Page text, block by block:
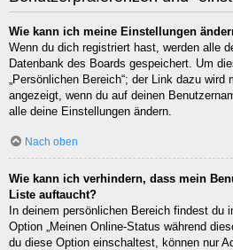
Wie kann ich meine Einstellungen
Wenn du dich registriert hast, werden alle
Datenbank des Boards gespeichert. Um
„Persönlichen Bereich“; der Link dazu
angezeigt, wenn du auf deinen
alle deine Einstellungen ändern.
Nach oben
Wie kann ich verhindern, dass mein
Liste auftaucht?
In deinem persönlichen Bereich findest du
Option „Meinen Online-Status während
du diese Option einschaltest, können nur